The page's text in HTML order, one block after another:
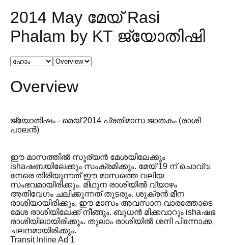
2014 May മേയ് Rasi
Phalam by KT ജ്യോതിഷി
Overview
ജ്യോതിഷം - മെയ് 2014 പ്രതിമാസ ജാതകം (രാശി
പാലൻ)
ഈ മാസത്തിൽ സൂര്യൻ മേശയിലേക്കും
ishaഷബയിലേക്കും സംക്രമിക്കും. മേയ് 19 ന് ചൊവ്വ
നേരെ തിരിയുന്നത് ഈ മാസത്തെ വലിയ
സംഭവമായിരിക്കും. മിഥുന രാശിയിൽ വ്യാഴം
അതിവേഗം ചലിക്കുന്നത് തുടരും. ശുക്രൻ മീന
രാശിയായിരിക്കും, ഈ മാസം അവസാന വാരത്തോടെ
മേശ രാശിയിലേക്ക് നീങ്ങും. ബുധൻ മിക്കവാറും ishaഷഭ
രാശിയിലായിരിക്കും. തുലാം രാശിയിൽ ശനി പിന്നോക്ക
ചലനമായിരിക്കും.
Transit Inline Ad 1